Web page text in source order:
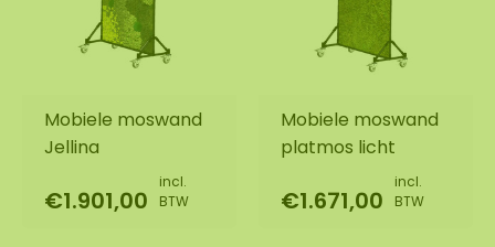
Mobiele moswand
Jellina
€1.901,00
incl.
BTW
Mobiele moswand
platmos licht
€1.671,00
incl.
BTW